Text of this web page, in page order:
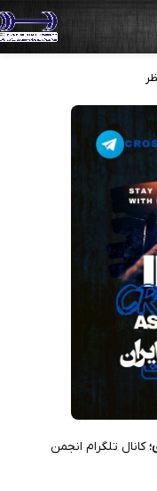
وزنه‌برداری
کانال تلگرام انجمن